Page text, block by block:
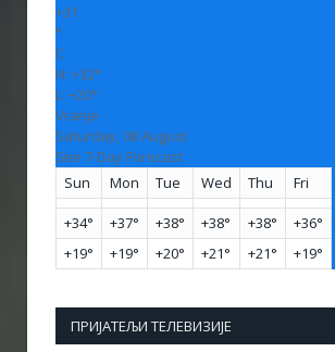
+31
°
C
H: +32°
L: +20°
Vranje
Saturday, 08 August
See 7-Day Forecast
Sun
Mon Tue Wed Thu Fri
+34° +37° +38° +38° +38° +36°
+19° +19° +20° +21° +21° +19°
ПРИЈАТЕЉИ ТЕЛЕВИЗИЈЕ